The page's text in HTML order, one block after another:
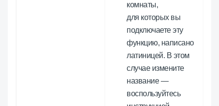
комнаты,
для которых вы
подключаете эту
функцию, написано
латиницей. В этом
случае измените
название —
воспользуйтесь